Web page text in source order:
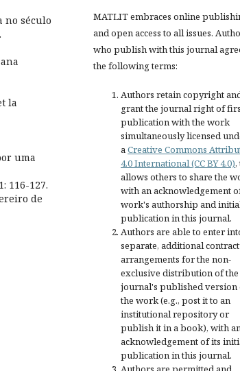
no século
la
uma
116-127.
de
MATLIT embraces online
and open access to all issues.
who publish with this journal
the following terms:
Authors retain copyright
grant the journal right of
publication with the work
simultaneously licensed
aCreative Commons
4.0 International (CC BY 4.0),
allows others to share the
with an acknowledgement
work's authorship and
publication in this journal.
Authors are able to enter
separate, additional
arrangements for the non-
exclusive distribution of the
journal's published version
the work (e.g., post it to an
institutional repository or
publish it in a book), with
acknowledgement of its
publication in this journal.